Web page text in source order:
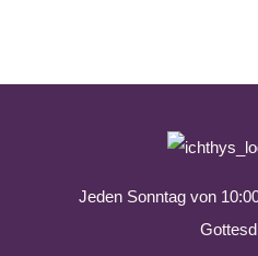
Jeden Sonntag von